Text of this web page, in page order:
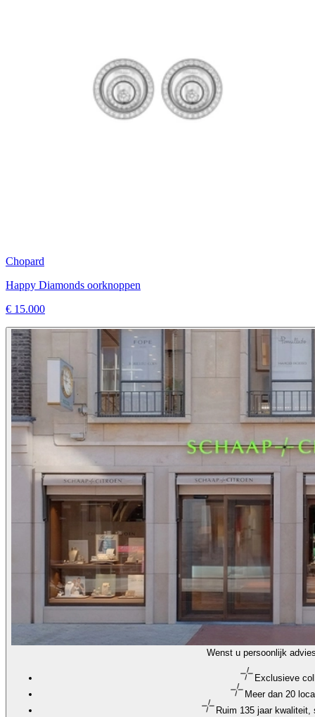
Chopard
Happy Diamonds oorknoppen
€ 15.000
Wenst u persoonlijk
Exclusieve
Meer dan 20
Ruim 135 jaar